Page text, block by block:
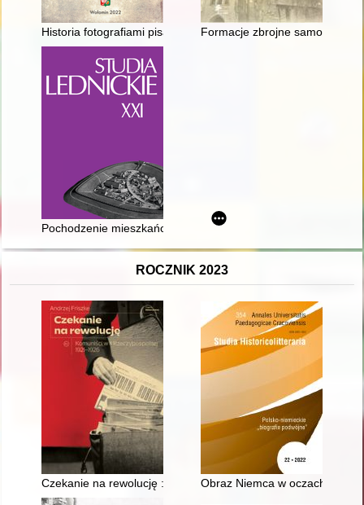
Historia fotografiami pisana Formacje zbrojne samorządu
Pochodzenie mieszkańców grodu w Grzybowie
ROCZNIK 2023
Czekanie na rewolucję : komuniści w II Rzeczypospolitej
Obraz Niemca w oczach